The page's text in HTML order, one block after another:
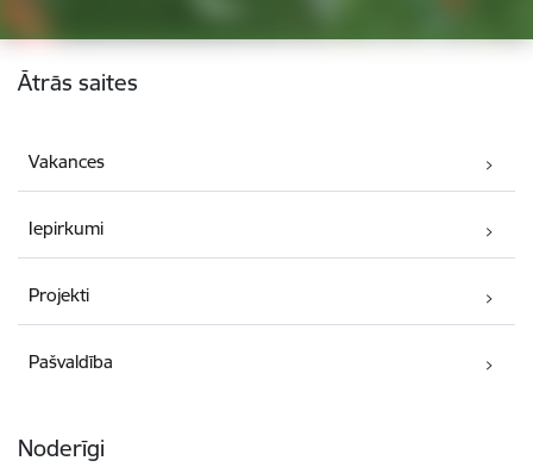
Kājene
Ātrās saites
Vakances
Iepirkumi
Projekti
Pašvaldība
Noderīgi